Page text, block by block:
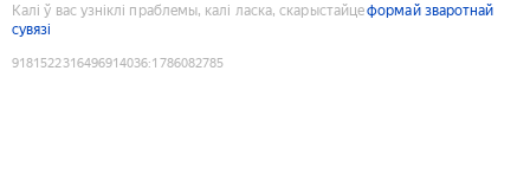
Калі ў вас узніклі праблемы, калі ласка, скарыстайцеформай зваротнай
сувязі
9181522316496914036:1786082785